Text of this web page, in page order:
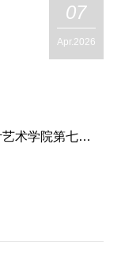
07
Apr.2026
赋能笃行强本领 薪火相传勇担当—设计艺术学院第七期学生干部成长赋能计划圆满举办